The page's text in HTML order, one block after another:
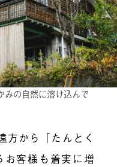
みの自然に溶け込んで
方から「たんとく
お客様も着実に増